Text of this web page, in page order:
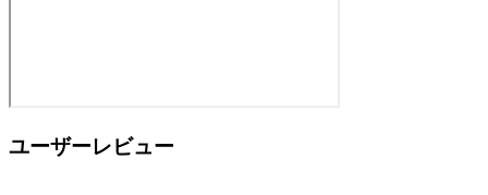
ユーザーレビュー